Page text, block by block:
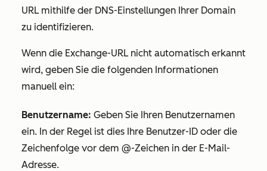
URL mithilfe der DNS-Einstellungen Ihrer Domain
zu identifizieren.
Wenn die Exchange-URL nicht automatisch erkannt
wird, geben Sie die folgenden Informationen
manuell ein:
Benutzername: Geben Sie Ihren Benutzernamen
ein. In der Regel ist dies Ihre Benutzer-ID oder die
Zeichenfolge vor dem @-Zeichen in der E-Mail-
Adresse.